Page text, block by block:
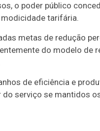
o poder público
tarifária.
metas de redução
do modelo de
de eficiência e
serviço se mantidos